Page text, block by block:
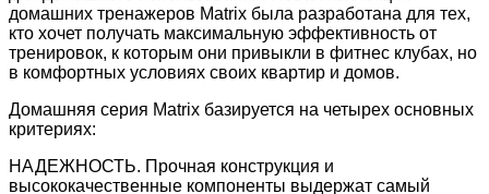
домашних тренажеров Matrix была разработана для тех,
кто хочет получать максимальную эффективность от
тренировок, к которым они привыкли в фитнес клубах, но
в комфортных условиях своих квартир и домов.
Домашняя серия Matrix базируется на четырех основных
критериях:
НАДЕЖНОСТЬ. Прочная конструкция и
высококачественные компоненты выдержат самый